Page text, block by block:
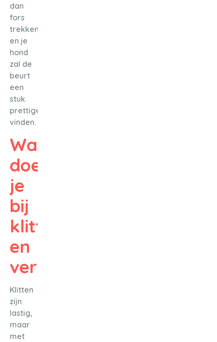
dan
fors
trekken,
en je
hond
zal de
beurt
een
stuk
prettiger
vinden.
Wat
doe
je
bij
klitten
en
vervilting?
Klitten
zijn
lastig,
maar
met